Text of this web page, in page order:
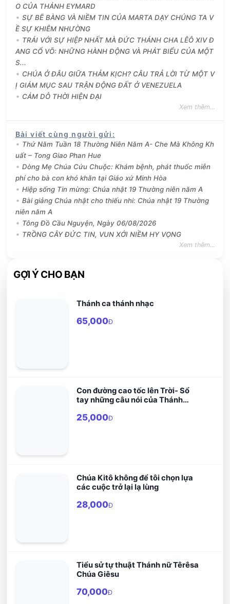
O CỦA THÁNH EYMARD
SỰ BẼ BÀNG VÀ NIỀM TIN CỦA MARTA DẠY CHÚNG TA V
Ề SỰ KHIÊM NHƯỜNG
TRÁI VỚI SỰ HIỆP NHẤT MÀ ĐỨC THÁNH CHA LÊÔ XIV Đ
ANG CỔ VÕ: NHỮNG HÀNH ĐỘNG VÀ PHÁT BIỂU CỦA MỘT
S...
CHÚA Ở ĐÂU GIỮA THẢM KỊCH? CÂU TRẢ LỜI TỪ MỘT V
Ị GIÁM MỤC SAU TRẬN ĐỘNG ĐẤT Ở VENEZUELA
CÁM DỖ THỜI HIỆN ĐẠI
Xem thêm...
Bài viết cùng người gửi :
Thứ Năm Tuần 18 Thường Niên Năm A- Che Mà Không Kh
uất – Tong Giao Phan Hue
Dòng Mẹ Chúa Cứu Chuộc: Khám bệnh, phát thuốc miễn
phí cho bà con khó khăn tại Giáo xứ Minh Hòa
Hiệp sống Tin mừng: Chúa nhật 19 Thường niên năm A
Bài giảng Chúa nhật cho thiếu nhi: Chúa nhật 19 Thường
niên năm A
Tông Đồ Cầu Nguyện, Ngày 06/08/2026
TRỒNG CÂY ĐỨC TIN, VUN XỚI NIỀM HY VỌNG
Xem thêm...
GỢI Ý CHO BẠN
Thánh ca thánh nhạc
65,000Đ
Con đường cao tốc lên Trời- Sổ
tay những câu nói của Thánh
25,000Đ
Chúa Kitô không để tôi chọn lựa
các cuộc trở lại lạ lùng
28,000Đ
Tiểu sử tự thuật Thánh nữ Têrêsa
Chúa Giêsu
70,000Đ